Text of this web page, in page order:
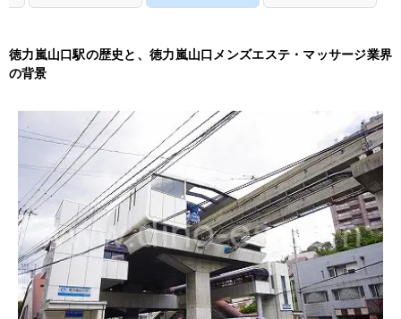
徳力嵐山口駅の歴史と、徳力嵐山口メンズエステ・マッサージ業界
の背景